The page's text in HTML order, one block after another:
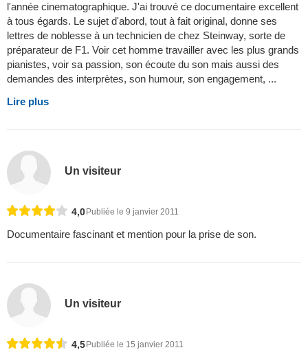
l'année cinematographique. J'ai trouvé ce documentaire excellent
à tous égards. Le sujet d'abord, tout à fait original, donne ses
lettres de noblesse à un technicien de chez Steinway, sorte de
préparateur de F1. Voir cet homme travailler avec les plus grands
pianistes, voir sa passion, son écoute du son mais aussi des
demandes des interprètes, son humour, son engagement, ...
Lire plus
Un visiteur
4,0Publiée le 9 janvier 2011
Documentaire fascinant et mention pour la prise de son.
Un visiteur
4,5 Publiée le 15 janvier 2011